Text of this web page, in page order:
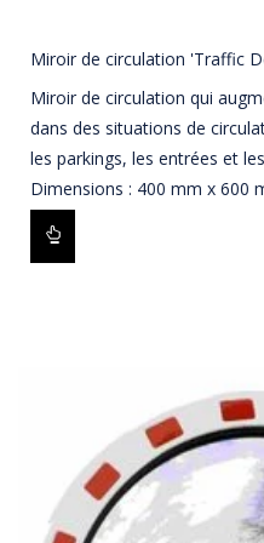
Miroir de circulation 'Traffic
Miroir de circulation qui
dans des situations de
les parkings, les entrées et
Dimensions : 400 mm x 600